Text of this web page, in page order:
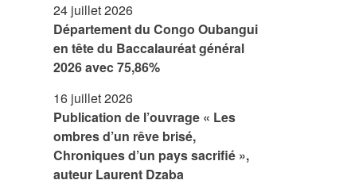
24 juillet 2026
Département du Congo Oubangui
en tête du Baccalauréat général
2026 avec 75,86%
16 juillet 2026
Publication de l’ouvrage « Les
ombres d’un rêve brisé,
Chroniques d’un pays sacrifié »,
auteur Laurent Dzaba